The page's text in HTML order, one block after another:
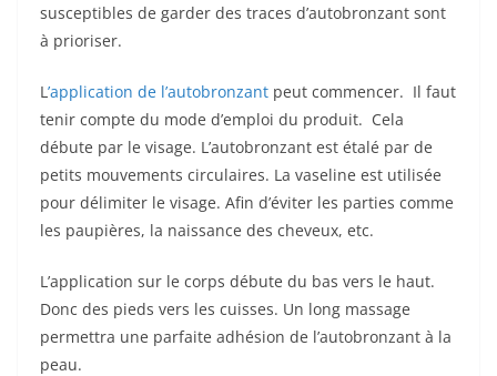
susceptibles de garder des traces d’autobronzant sont
à prioriser.
L’application de l’autobronzant peut commencer. Il faut
tenir compte du mode d’emploi du produit. Cela
débute par le visage. L’autobronzant est étalé par de
petits mouvements circulaires. La vaseline est utilisée
pour délimiter le visage. Afin d’éviter les parties comme
les paupières, la naissance des cheveux, etc.
L’application sur le corps débute du bas vers le haut.
Donc des pieds vers les cuisses. Un long massage
permettra une parfaite adhésion de l’autobronzant à la
peau.